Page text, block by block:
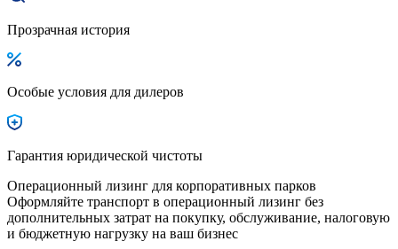
Прозрачная история
Особые условия для дилеров
Гарантия юридической чистоты
Операционный лизинг для корпоративных парков
Оформляйте транспорт в операционный лизинг без
дополнительных затрат на покупку, обслуживание, налоговую
и бюджетную нагрузку на ваш бизнес